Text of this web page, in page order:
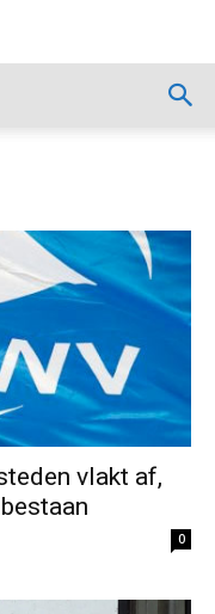
vlakt af,
0